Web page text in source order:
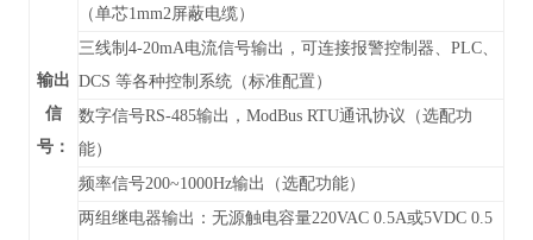
输出
信
号：
（单芯1mm2屏蔽电缆）
三线制4-20mA电流信号输出，可连接报警控制器、PLC、
DCS 等各种控制系统（标准配置）
数字信号RS-485输出， ModBus RTU通讯协议 （选配功
能）
频率信号200~1000Hz输出（选配功能）
两组继电器输出：无源触电容量220VAC 0.5A或5VDC 0.5